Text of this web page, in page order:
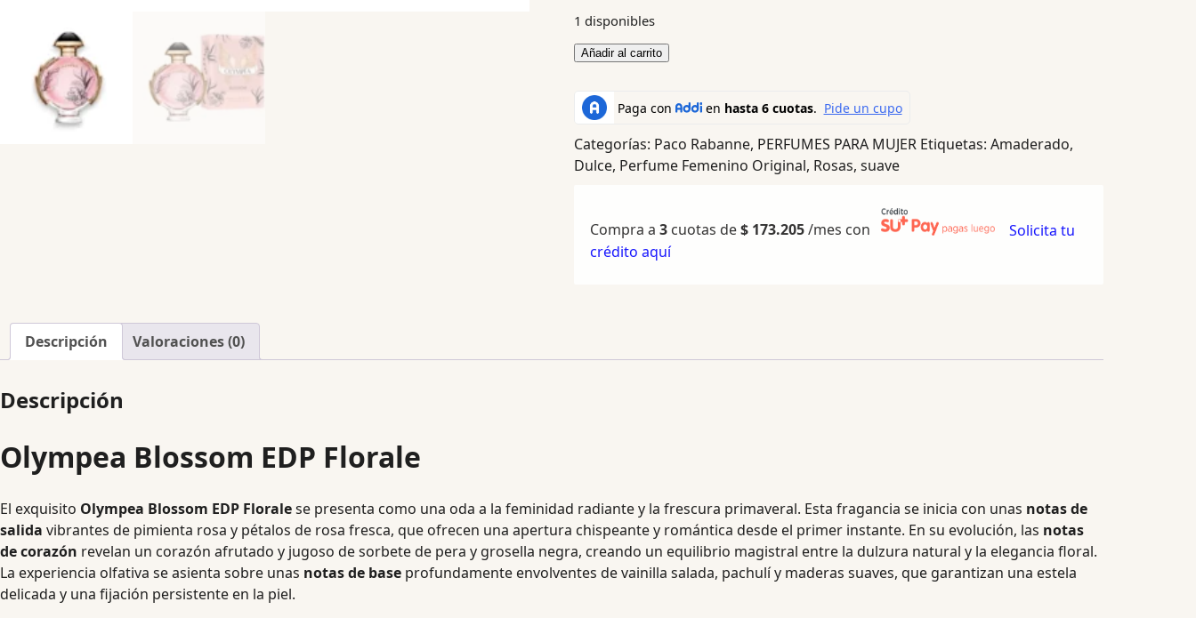
1 disponibles
Añadir al carrito
Categorías: Paco Rabanne, PERFUMES PARA MUJER Etiquetas: Amaderado,
Dulce, Perfume Femenino Original, Rosas, suave
Compra a 3cuotas de$173.205/mes con
Solicita tu
crédito aquí
Descripción Valoraciones (0)
Descripción
Olympea Blossom EDP Florale
El exquisito Olympea Blossom EDP Floralese presenta como una oda a la feminidad radiante y la frescura primaveral. Esta fragancia se inicia con unas notas de
salida vibrantes de pimienta rosa y pétalos de rosa fresca, que ofrecen una apertura chispeante y romántica desde el primer instante. En su evolución, las notas
de corazón revelan un corazón afrutado y jugoso de sorbete de pera y grosella negra, creando un equilibrio magistral entre la dulzura natural y la elegancia floral.
La experiencia olfativa se asienta sobre unas notas de base profundamente envolventes de vainilla salada, pachulí y maderas suaves, que garantizan una estela
delicada y una fijación persistente en la piel.